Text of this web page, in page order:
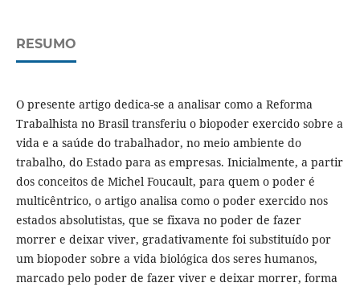
RESUMO
O presente artigo dedica-se a analisar como a Reforma
Trabalhista no Brasil transferiu o biopoder exercido sobre a
vida e a saúde do trabalhador, no meio ambiente do
trabalho, do Estado para as empresas. Inicialmente, a partir
dos conceitos de Michel Foucault, para quem o poder é
multicêntrico, o artigo analisa como o poder exercido nos
estados absolutistas, que se fixava no poder de fazer
morrer e deixar viver, gradativamente foi substituído por
um biopoder sobre a vida biológica dos seres humanos,
marcado pelo poder de fazer viver e deixar morrer, forma